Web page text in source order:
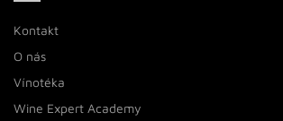
Kontakt
O nás
Vínotéka
Wine Expert Academy